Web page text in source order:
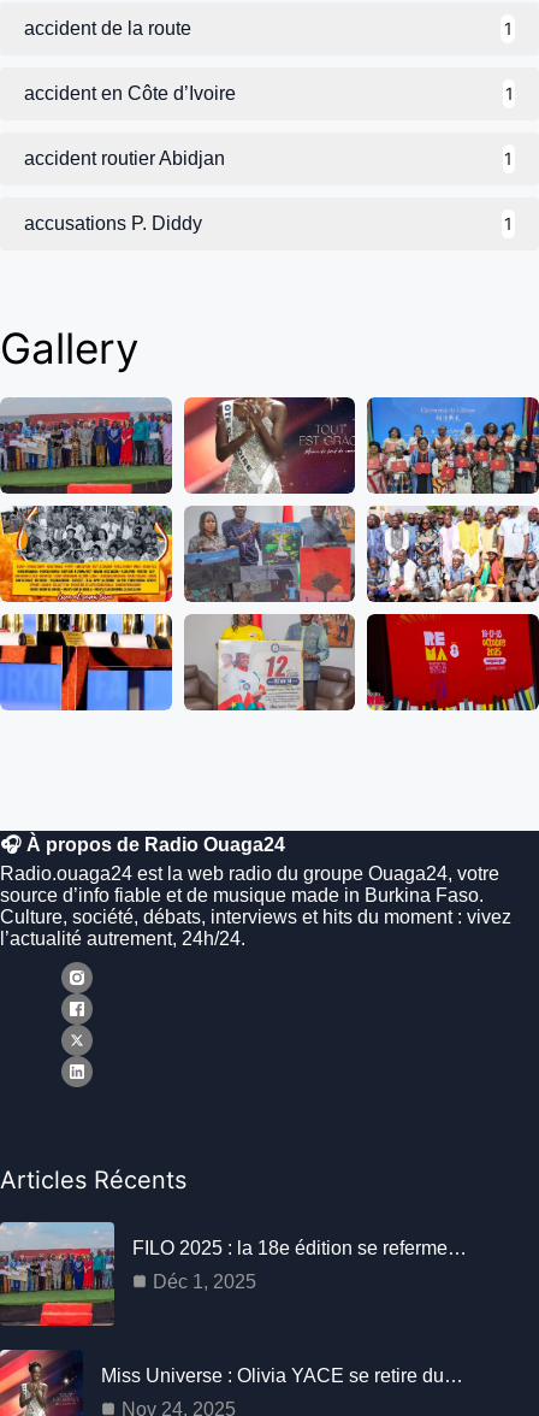
accident de la route 1
accident en Côte d’Ivoire 1
accident routier Abidjan 1
accusations P. Diddy 1
Gallery
🎧 À propos de Radio Ouaga24
Radio.ouaga24 est la web radio du groupe Ouaga24, votre
source d’info fiable et de musique made in Burkina Faso.
Culture, société, débats, interviews et hits du moment : vivez
l’actualité autrement, 24h/24.
Articles Récents
FILO 2025 : la 18e édition se referme…
Déc 1, 2025
Miss Universe : Olivia YACE se retire du…
Nov 24, 2025